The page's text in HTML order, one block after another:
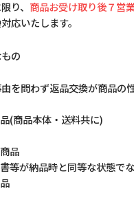
り、 商品お受け取り後７営
応いたします。
の
を問わず返品交換が商品の
(商品本体・送料共に)
品
等が納品時と同等な状態で